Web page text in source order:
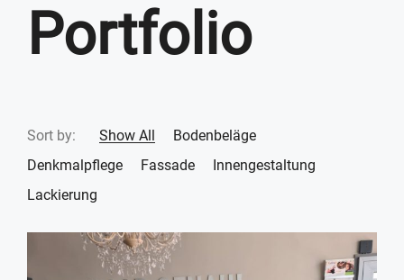
LEISTUNGSSPEK
TRUM
Malerarbeiten
REFERENZEN
Portfolio
Sort by: Show All
Bodenbeläge
Denkmalpflege
Fassade
Innengestaltung
Lackierung